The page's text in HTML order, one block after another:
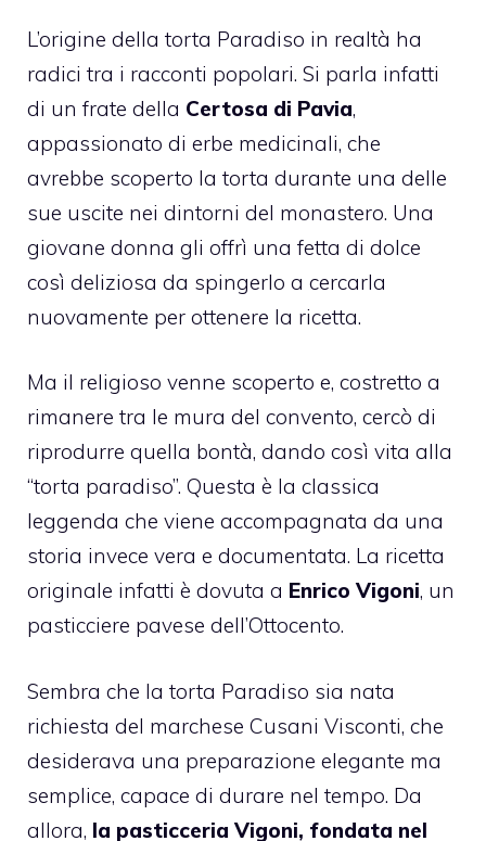
L’origine della torta Paradiso in realtà ha
radici tra i racconti popolari. Si parla infatti
di un frate della Certosa di Pavia,
appassionato di erbe medicinali, che
avrebbe scoperto la torta durante una delle
sue uscite nei dintorni del monastero. Una
giovane donna gli offrì una fetta di dolce
così deliziosa da spingerlo a cercarla
nuovamente per ottenere la ricetta.
Ma il religioso venne scoperto e, costretto a
rimanere tra le mura del convento, cercò di
riprodurre quella bontà, dando così vita alla
“torta paradiso”. Questa è la classica
leggenda che viene accompagnata da una
storia invece vera e documentata. La ricetta
originale infatti è dovuta a Enrico Vigoni, un
pasticciere pavese dell’Ottocento.
Sembra che la torta Paradiso sia nata
richiesta del marchese Cusani Visconti, che
desiderava una preparazione elegante ma
semplice, capace di durare nel tempo. Da
allora, la pasticceria Vigoni, fondata nel